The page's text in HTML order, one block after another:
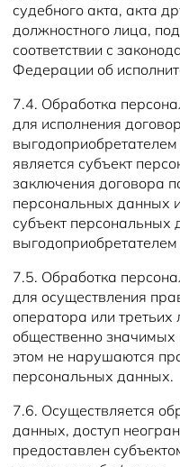
судебного акта, акта
должностного лица,
соответствии с
Федерации об
7.4. Обработка
для исполнения
является субъект
заключения договора
персональных данных
субъект персональных
7.5. Обработка
для осуществления
оператора или
общественно значимых
этом не нарушаются
персональных данных.
7.6. Осуществляется
данных, доступ
предоставлен